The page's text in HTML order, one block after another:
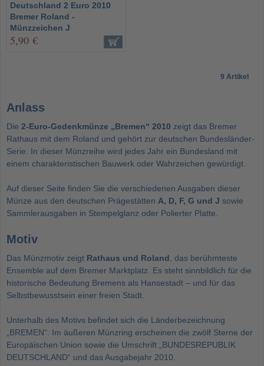
Deutschland 2 Euro 2010
Bremer Roland -
Münzzeichen J
5,90 €
9 Artikel
Anlass
Die 2-Euro-Gedenkmünze „Bremen“ 2010 zeigt das Bremer
Rathaus mit dem Roland und gehört zur deutschen Bundesländer-
Serie. In dieser Münzreihe wird jedes Jahr ein Bundesland mit
einem charakteristischen Bauwerk oder Wahrzeichen gewürdigt.
Auf dieser Seite finden Sie die verschiedenen Ausgaben dieser
Münze aus den deutschen Prägestätten A, D, F, G und J sowie
Sammlerausgaben in Stempelglanz oder Polierter Platte.
Motiv
Das Münzmotiv zeigt Rathaus und Roland , das berühmteste
Ensemble auf dem Bremer Marktplatz. Es steht sinnbildlich für die
historische Bedeutung Bremens als Hansestadt – und für das
Selbstbewusstsein einer freien Stadt.
Unterhalb des Motivs befindet sich die Länderbezeichnung
„BREMEN“. Im äußeren Münzring erscheinen die zwölf Sterne der
Europäischen Union sowie die Umschrift „BUNDESREPUBLIK
DEUTSCHLAND“ und das Ausgabejahr 2010.